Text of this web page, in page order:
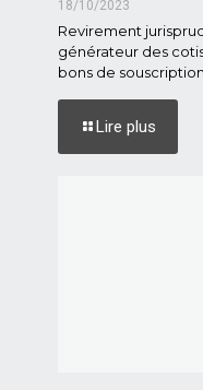
18/10/2023
Revirement
générateur des
bons de
Lire plus